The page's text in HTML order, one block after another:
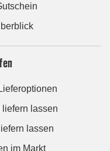
lassen
lassen
im Markt